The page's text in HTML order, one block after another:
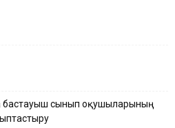
бастауыш сынып оқушыларының